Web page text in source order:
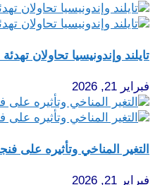
تايلند وإندونيسيا تحاولان
فبراير 21, 2026
التغير المناخي وتأثيره على
فبراير 21, 2026